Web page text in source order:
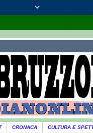
CRONACA
CULTURA E